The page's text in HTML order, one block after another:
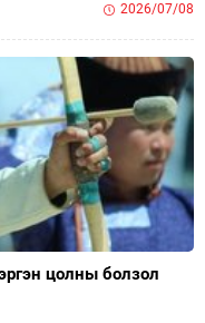
2026/07/08
цолны болзол